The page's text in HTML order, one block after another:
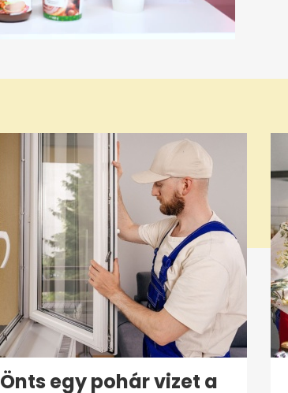
Önts egy pohár vizet a